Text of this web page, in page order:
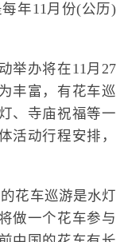
年11月份(公历)
举办将在11月27
丰富，有花车巡
、寺庙祝福等一
活动行程安排，
花车巡游是水灯
做一个花车参与